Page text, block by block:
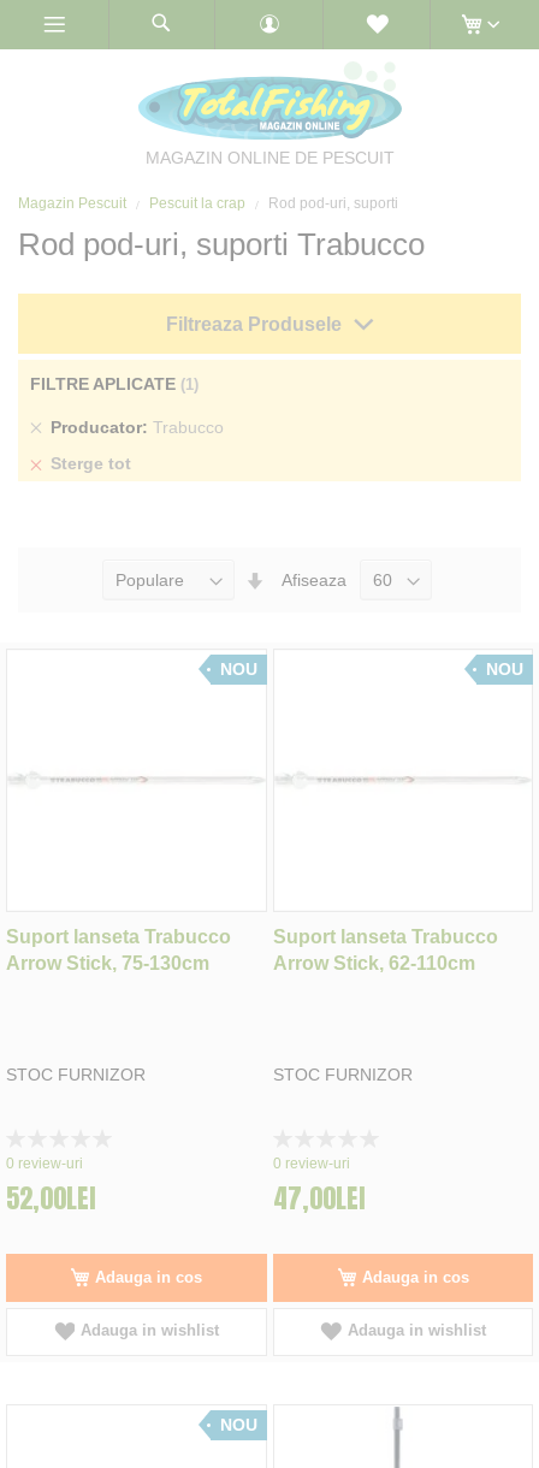
MAGAZIN ONLINE DE PESCUIT
Magazin Pescuit Pescuit la crap Rod pod-uri, suporti
Rod pod-uri, suporti Trabucco
Seteaza
Afiseaza
NOU
Suport lanseta Trabucco
Arrow Stick, 75-130cm
STOC FURNIZOR
0%
0 review-uri
52,00LEI
Adauga in cos
Adauga in wishlist
NOU
Suport lanseta Trabucco
Arrow Stick, 62-110cm
STOC FURNIZOR
0%
0 review-uri
47,00LEI
Adauga in cos
Adauga in wishlist
NOU
Filtreaza Produsele
FILTRE APLICATE
Producator Trabucco
Sterge
Sterge tot